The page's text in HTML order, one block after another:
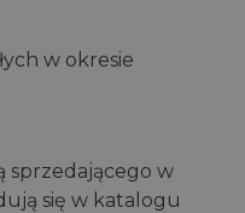
w okresie
sprzedającego w
się w katalogu